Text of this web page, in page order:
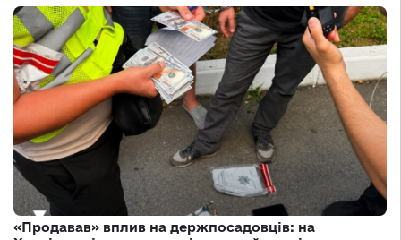
«Продавав» вплив на держпосадовців: на